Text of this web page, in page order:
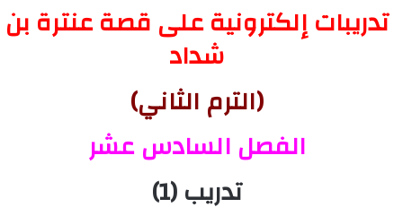
تدريبات إلكترونية على قصة عنترة بن
شداد
(الترم الثاني)
الفصل السادس عشر
تدريب (1)